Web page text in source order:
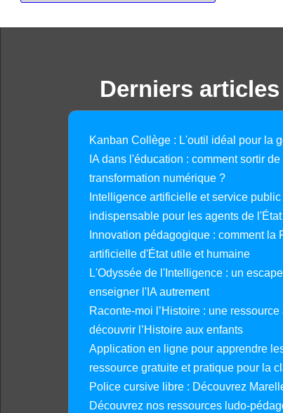
Derniers articles
Kanban Collège : L'outil idéal pour la
IA dans l'éducation : comment sortir
transformation numérique ?
Intelligence artificielle et service
indispensable pour les agents de l'État
Innovation pédagogique : comment
artificielle d'État utile et humaine
L'Odyssée de l'Intelligence : un
enseigner l'IA autrement
Raconte-moi l’Histoire : une
découvrir l’Histoire aux enfants
Application en ligne pour apprendre
ressource gratuite et pratique pour la
Police cursive libre : Découvrez
Découvrez nos ressources ludo-